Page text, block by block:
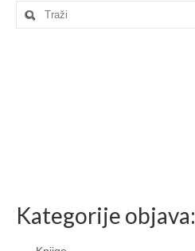
Search
for:
Kategorije objava: